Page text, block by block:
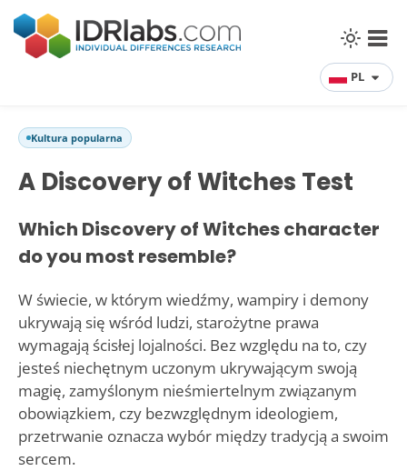
PL
Kultura popularna
A Discovery of Witches Test
Which Discovery of Witches character
do you most resemble?
W świecie, w którym wiedźmy, wampiry i demony
ukrywają się wśród ludzi, starożytne prawa
wymagają ścisłej lojalności. Bez względu na to, czy
jesteś niechętnym uczonym ukrywającym swoją
magię, zamyślonym nieśmiertelnym związanym
obowiązkiem, czy bezwzględnym ideologiem,
przetrwanie oznacza wybór między tradycją a swoim
sercem.